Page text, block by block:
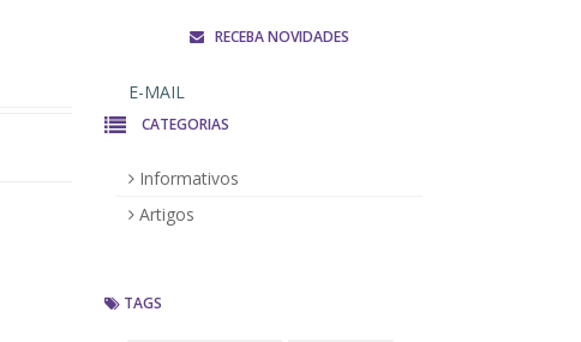
RECEBA NOVIDADES
CATEGORIAS
Informativos
Artigos
TAGS